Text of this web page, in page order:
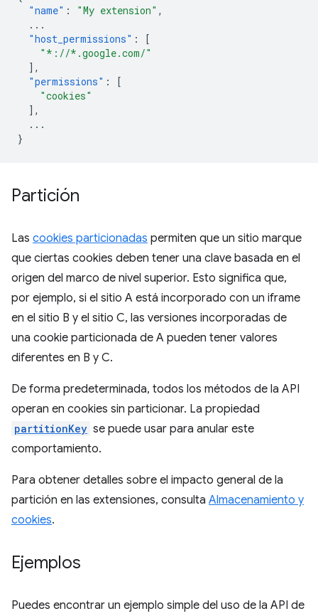
"name" : "My extension" ,
...
"host_permissions" :
[
"*://*.google.com/"
],
"permissions" :
[
"cookies"
],
...
}
Partición
Las cookies particionadas permiten que un sitio marque
que ciertas cookies deben tener una clave basada en el
origen del marco de nivel superior. Esto significa que,
por ejemplo, si el sitio A está incorporado con un iframe
en el sitio B y el sitio C, las versiones incorporadas de
una cookie particionada de A pueden tener valores
diferentes en B y C.
De forma predeterminada, todos los métodos de la API
operan en cookies sin particionar. La propiedad
partitionKey se puede usar para anular este
comportamiento.
Para obtener detalles sobre el impacto general de la
partición en las extensiones, consulta Almacenamiento y
cookies.
Ejemplos
Puedes encontrar un ejemplo simple del uso de la API de